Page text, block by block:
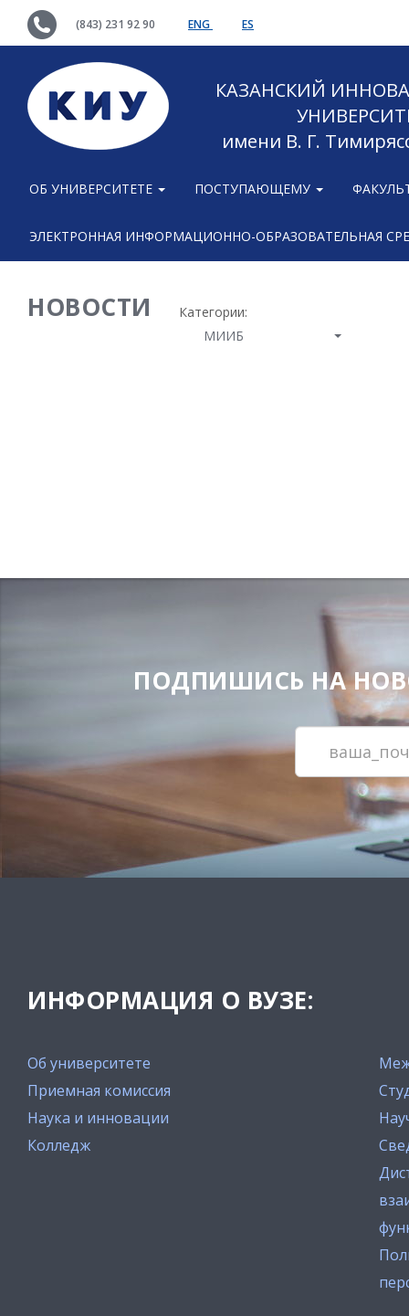
(843) 231 92 90 ENG ES
КАЗАНСКИЙ
имени В. Г.
ОБ УНИВЕРСИТЕТЕ ПОСТУПАЮЩЕМУ
ЭЛЕКТРОННАЯ ИНФОРМАЦИОННО-ОБРАЗОВАТЕЛЬНАЯ
НОВОСТИ
Категории:
МИИБ
ПОДПИШИСЬ НА
ИНФОРМАЦИЯ О ВУЗЕ:
Об университете
Приемная комиссия
Наука и инновации
Колледж